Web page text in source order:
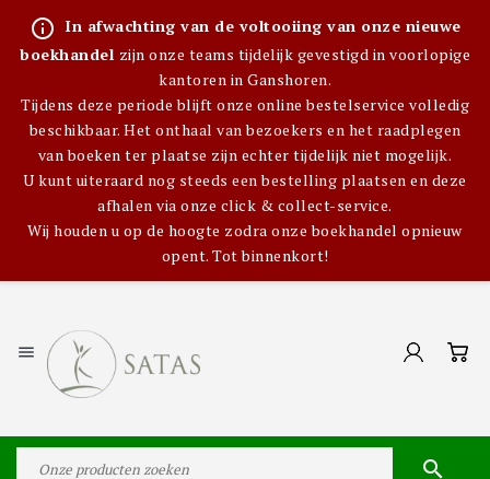
info_outline In afwachting van de voltooiing van onze nieuwe
boekhandel zijn onze teams tijdelijk gevestigd in voorlopige
kantoren in Ganshoren.
Tijdens deze periode blijft onze online bestelservice volledig
beschikbaar. Het onthaal van bezoekers en het raadplegen
van boeken ter plaatse zijn echter tijdelijk niet mogelijk.
U kunt uiteraard nog steeds een bestelling plaatsen en deze
afhalen via onze click & collect-service.
Wij houden u op de hoogte zodra onze boekhandel opnieuw
opent. Tot binnenkort!

